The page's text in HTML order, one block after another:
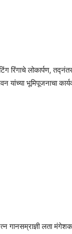
रिंगाचे लोकार्पण,
यांच्या भूमिपूजनाचा
गानसम्राज्ञी